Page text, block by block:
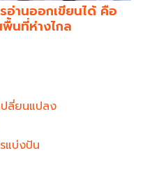
อ่านออกเขียนได้ คือ
นที่ห่างไกล
ปลี่ยนแปลง
แบ่งปัน